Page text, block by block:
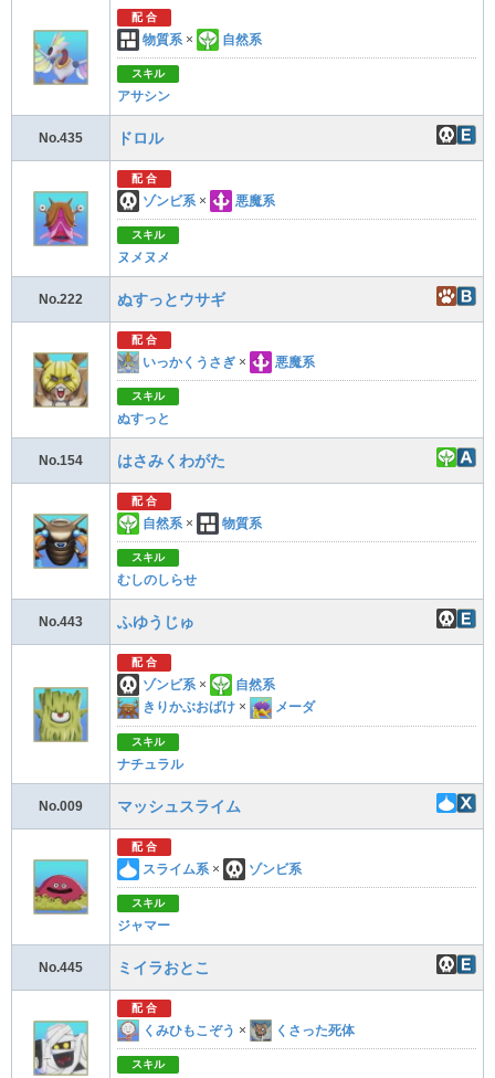
配 合
物質系 × 自然系
スキル
アサシン
No.435 ドロル
配 合
ゾンビ系 × 悪魔系
スキル
ヌメヌメ
No.222 ぬすっとウサギ
配 合
いっかくうさぎ × 悪魔系
スキル
ぬすっと
No.154 はさみくわがた
配 合
自然系 × 物質系
スキル
むしのしらせ
No.443 ふゆうじゅ
配 合
ゾンビ系 ×
自然系
きりかぶおばけ × メーダ
スキル
ナチュラル
No.009 マッシュスライム
配 合
スライム系 × ゾンビ系
スキル
ジャマー
No.445 ミイラおとこ
配 合
くみひもこぞう × くさった死体
スキル